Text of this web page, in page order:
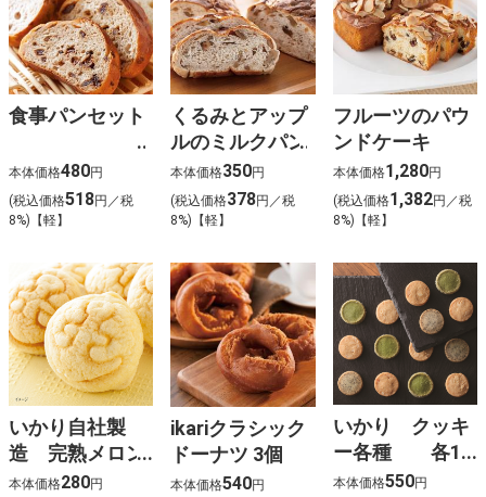
食事パンセット
本体価格480円
(税込価格518円／税
8%)【軽】
くるみとアップ
ルのミルクパン
本体価格350円
(税込価格378円／税
8%)【軽】
フルーツのパウ
ンドケーキ
本体価格1,280円
(税込価格1,382円／税
8%)【軽】
いかり自社製
造 完熟メロン
パン
本体価格280円
ikariクラシック
ドーナツ 3個
本体価格540円
いかり クッキ
ー各種 各15
枚入
本体価格550円